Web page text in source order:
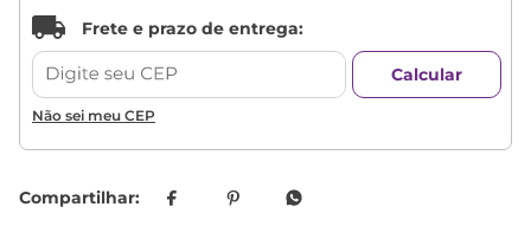
Não sei meu CEP